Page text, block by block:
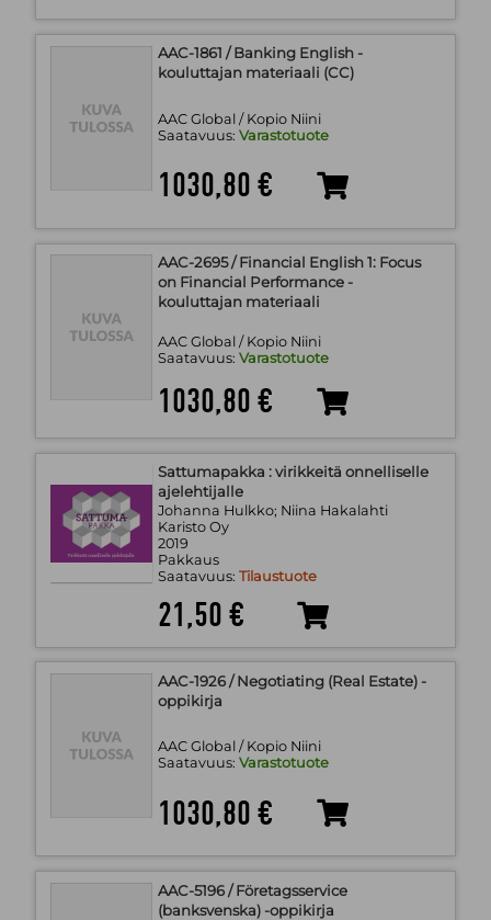
AAC-1861 / Banking English -
kouluttajan materiaali (CC)
AAC Global / Kopio Niini
Saatavuus: Varastotuote
1030,80 €
AAC-2695 / Financial English 1: Focus
on Financial Performance -
kouluttajan materiaali
AAC Global / Kopio Niini
Saatavuus: Varastotuote
1030,80 €
Sattumapakka : virikkeitä onnelliselle
ajelehtijalle
Johanna Hulkko; Niina Hakalahti
Karisto Oy
2019
Pakkaus
Saatavuus: Tilaustuote
21,50 €
AAC-1926 / Negotiating (Real Estate) -
oppikirja
AAC Global / Kopio Niini
Saatavuus: Varastotuote
1030,80 €
AAC-5196 / Företagsservice
(banksvenska) -oppikirja